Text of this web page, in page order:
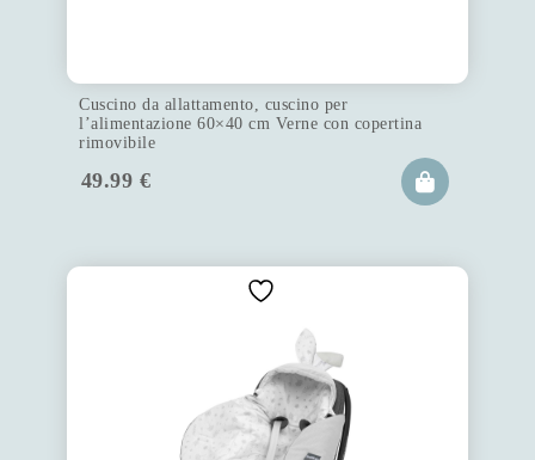
Cuscino da allattamento, cuscino per
l’alimentazione 60×40 cm Verne con copertina
rimovibile
49.99 €